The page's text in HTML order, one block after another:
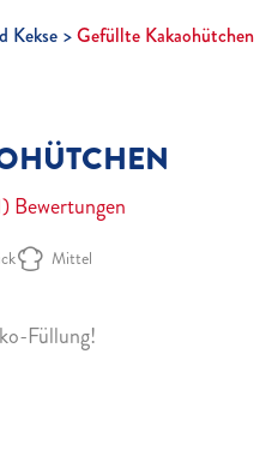
Kekse Gefüllte Kakaohütchen
Bewertungen
Mittel
Füllung!